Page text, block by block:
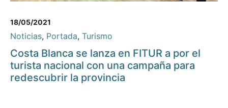
18/05/2021
Noticias, Portada, Turismo
Costa Blanca se lanza en FITUR a por el
turista nacional con una campaña para
redescubrir la provincia